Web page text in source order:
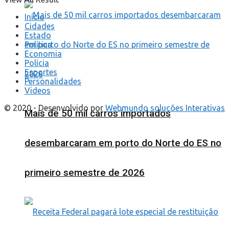
Mais de 50 mil carros importados
desembarcaram em porto do Norte do ES no
primeiro semestre de 2026
Início
Cidades
Estado
Política
Economia
Polícia
Esportes
Personalidades
Videos
© 2020 - Desenvolvido por Webmundo soluções Interativas